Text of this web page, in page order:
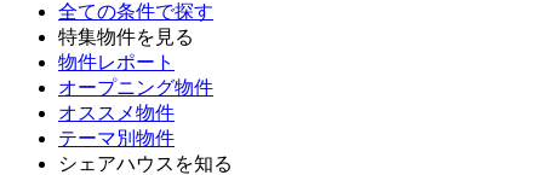
全ての条件で探す
特集物件を見る
物件レポート
オープニング物件
オススメ物件
テーマ別物件
シェアハウスを知る